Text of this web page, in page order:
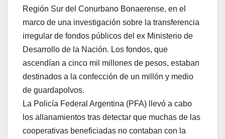
Región Sur del Conurbano Bonaerense, en el
marco de una investigación sobre la transferencia
irregular de fondos públicos del ex Ministerio de
Desarrollo de la Nación. Los fondos, que
ascendían a cinco mil millones de pesos, estaban
destinados a la confección de un millón y medio
de guardapolvos.
La Policía Federal Argentina (PFA) llevó a cabo
los allanamientos tras detectar que muchas de las
cooperativas beneficiadas no contaban con la